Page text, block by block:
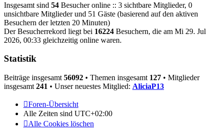
Insgesamt sind 54 Besucher online :: 3 sichtbare Mitglieder, 0
unsichtbare Mitglieder und 51 Gäste (basierend auf den aktiven
Besuchern der letzten 20 Minuten)
Der Besucherrekord liegt bei 16224 Besuchern, die am Mi 29. Jul
2026, 00:33 gleichzeitig online waren.
Statistik
Beiträge insgesamt 56092 • Themen insgesamt 127 • Mitglieder
insgesamt 241 • Unser neuestes Mitglied: AliciaP13
Foren-Übersicht
Alle Zeiten sind UTC+02:00
Alle Cookies löschen